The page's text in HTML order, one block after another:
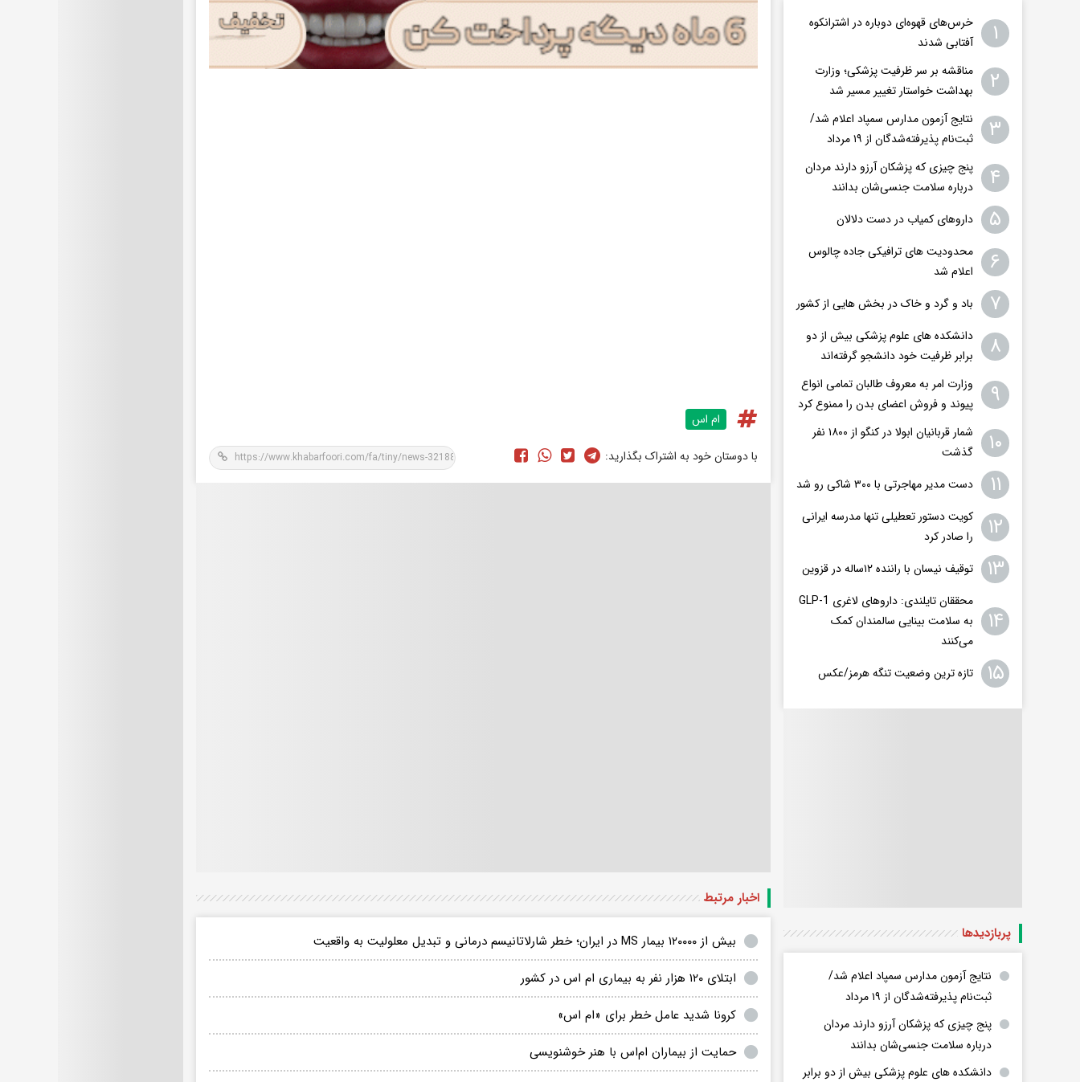
ام اس
با دوستان خود به اشتراک بگذارید:
اخبار مرتبط
بیش از ۱۲۰۰۰۰ بیمار MS در ایران؛ خطر شارلاتانیسم درمانی و تبدیل معلولیت به واقعیت
ابتلای ۱۲۰ هزار نفر به بیماری ام اس در کشور
کرونا شدید عامل خطر برای «ام اس»
حمایت از بیماران ام‌اس با هنر خوشنویسی
۱
خرس‌های قهوه‌ای دوباره در اشترانکوه
آفتابی شدند
۲
مناقشه بر سر ظرفیت پزشکی؛ وزارت
بهداشت خواستار تغییر مسیر شد
۳
نتایج آزمون مدارس سمپاد اعلام شد/
ثبت‌نام پذیرفته‌شدگان از ۱۹ مرداد
۴
پنج چیزی که پزشکان آرزو دارند مردان
درباره سلامت جنسی‌شان بدانند
۵ داروهای کمیاب در دست دلالان
۶
محدودیت های ترافیکی جاده چالوس
اعلام شد
۷ باد و گرد و خاک در بخش هایی از کشور
۸
دانشکده های علوم پزشکی بیش از دو
برابر ظرفیت خود دانشجو گرفته‌اند
۹
وزارت امر به معروف طالبان تمامی انواع
پیوند و فروش اعضای بدن را ممنوع کرد
۱۰
شمار قربانیان ابولا در کنگو از ۱۸۰۰ نفر
گذشت
۱۱ دست مدیر مهاجرتی با ۳۰۰ شاکی رو شد
۱۲
کویت دستور تعطیلی تنها مدرسه ایرانی
را صادر کرد
۱۳ توقیف نیسان با راننده ۱۲ساله در قزوین
۱۴
محققان تایلندی: داروهای لاغری GLP-1
به سلامت بینایی سالمندان کمک
می‌کنند
۱۵ تازه ترین وضعیت تنگه هرمز/عکس
پربازدید‌ها
نتایج آزمون مدارس سمپاد اعلام شد/
ثبت‌نام پذیرفته‌شدگان از ۱۹ مرداد
پنج چیزی که پزشکان آرزو دارند مردان
درباره سلامت جنسی‌شان بدانند
دانشکده های علوم پزشکی بیش از دو برابر